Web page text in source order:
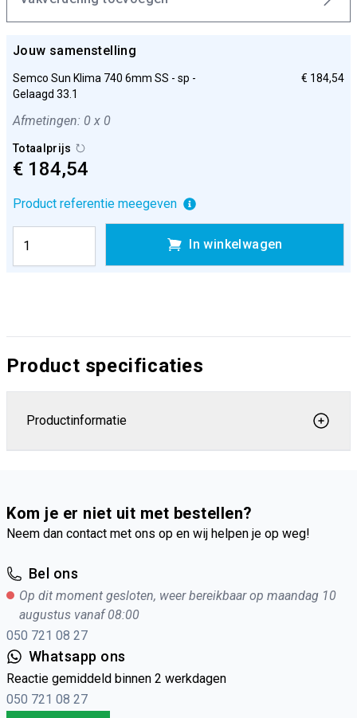
Jouw samenstelling
Semco Sun Klima 740 6mm SS - sp -
Gelaagd 33.1
€ 184,54
Afmetingen: 0 x 0
Totaalprijs
€ 184,54
Product referentie meegeven
In winkelwagen
Product specificaties
Productinformatie
Kom je er niet uit met bestellen?
Neem dan contact met ons op en wij helpen je op weg!
Bel ons
Op dit moment gesloten, weer bereikbaar op maandag 10
augustus vanaf 08:00
050 721 08 27
Whatsapp ons
Reactie gemiddeld binnen 2 werkdagen
050 721 08 27